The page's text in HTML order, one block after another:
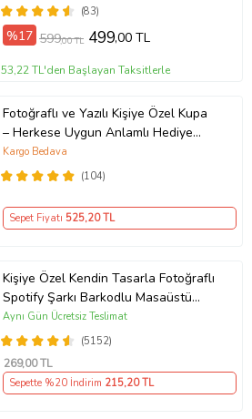
(83)
%17 599,00 TL 499,00 TL
53,22 TL'den Başlayan Taksitlerle
Fotoğraflı ve Yazılı Kişiye Özel Kupa
– Herkese Uygun Anlamlı Hediye
Porselen Baskılı Kupa (Beyaz)
(104)
Kargo Bedava
Sepet Fiyatı 525,20 TL
Kişiye Özel Kendin Tasarla Fotoğraflı
Spotify Şarkı Barkodlu Masaüstü
Plak Fotoğraf Çerçevesi
(5152)
Aynı Gün Ücretsiz Teslimat
269,00 TL
Sepette %20 İndirim 215,20 TL